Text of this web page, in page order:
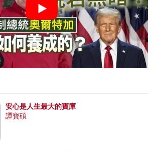
安心是人生最大的寶庫
譚寶碩